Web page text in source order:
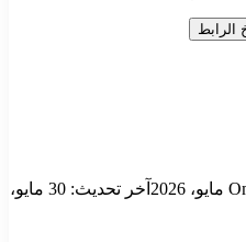
الرابط
آخر تحديث: 30 مايو،